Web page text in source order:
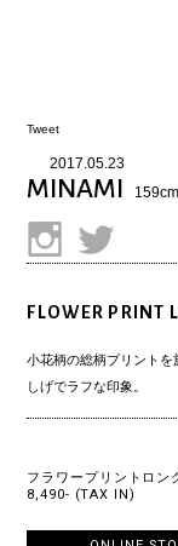
Tweet
2017.05.23
MINAMI 159cm
FLOWER PRINT
小花柄の総柄プリント
しげでラフな印象。
フラワープリントロン
8,490- (TAX IN)